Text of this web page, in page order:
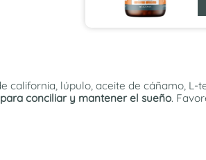
lúpulo, aceite de cáñamo,
conciliar y mantener el sueño.